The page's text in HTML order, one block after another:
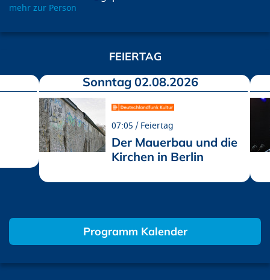
mehr zur Person
FEIERTAG
Sonntag 02.08.2026
07:05 Feiertag
Der Mauerbau und die
Kirchen in Berlin
Programm Kalender